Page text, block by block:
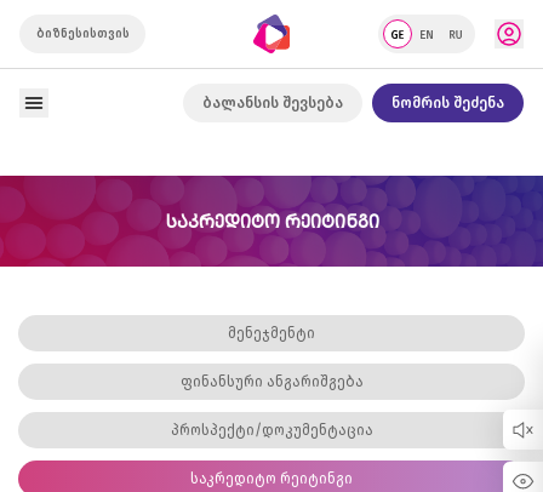
ბიზნესისთვის
ბალანსის შევსება ნომრის შეძენა
ᲡᲐᲙᲠᲔᲓᲘᲢᲝ ᲠᲔᲘᲢᲘᲜᲒᲘ
მენეჯმენტი
ფინანსური ანგარიშგება
პროსპექტი/დოკუმენტაცია
საკრედიტო რეიტინგი